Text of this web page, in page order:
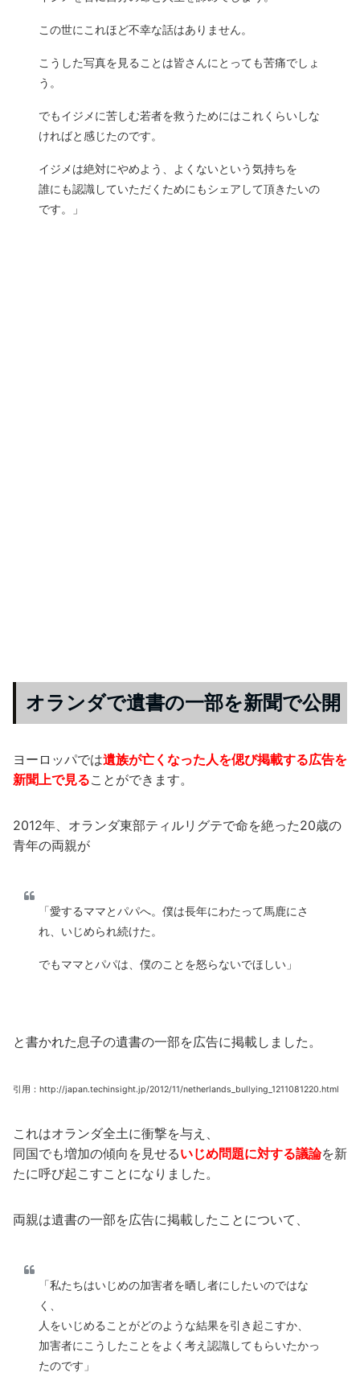
この世にこれほど不幸な話はありません。
こうした写真を見ることは皆さんにとっても苦痛でしょ
う。
でもイジメに苦しむ若者を救うためにはこれくらいしな
ければと感じたのです。
イジメは絶対にやめよう、よくないという気持ちを
誰にも認識していただくためにもシェアして頂きたいの
です。」
オランダで遺書の一部を新聞で公開
ヨーロッパでは遺族が亡くなった人を偲び掲載する広告を
新聞上で見ることができます。
2012年、オランダ東部ティルリグテで命を絶った20歳の
青年の両親が
「愛するママとパパへ。僕は長年にわたって馬鹿にさ
れ、いじめられ続けた。
でもママとパパは、僕のことを怒らないでほしい」
と書かれた息子の遺書の一部を広告に掲載しました。
引用：http://japan.techinsight.jp/2012/11/netherlands_bullying_1211081220.html
これはオランダ全土に衝撃を与え、
同国でも増加の傾向を見せるいじめ問題に対する議論を新
たに呼び起こすことになりました。
両親は遺書の一部を広告に掲載したことについて、
「私たちはいじめの加害者を晒し者にしたいのではな
く、
人をいじめることがどのような結果を引き起こすか、
加害者にこうしたことをよく考え認識してもらいたかっ
たのです」